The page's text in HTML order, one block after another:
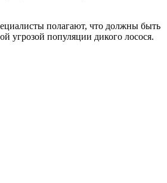
полагают, что должны быть
угрозой популяции дикого лосося.